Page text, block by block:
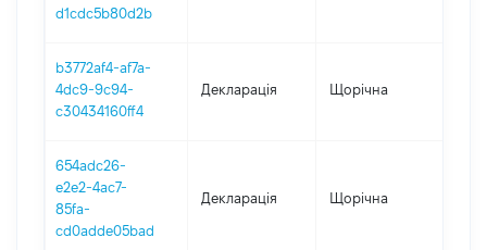
d1cdc5b80d2b
b3772af4-af7a-
4dc9-9c94-
c30434160ff4
Декларація Щорічна
654adc26-
e2e2-4ac7-
85fa-
cd0adde05bad
Декларація Щорічна